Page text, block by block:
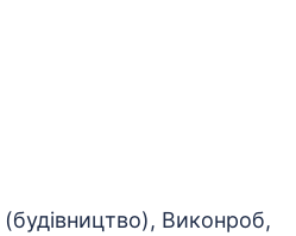
Виконроб,